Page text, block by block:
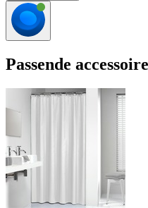
Passende